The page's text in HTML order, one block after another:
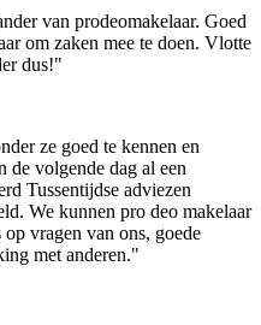
van prodeomakelaar. Goed
om zaken mee te doen. Vlotte
dus!"
ze goed te kennen en
de volgende dag al een
Tussentijdse adviezen
We kunnen pro deo makelaar
vragen van ons, goede
met anderen."